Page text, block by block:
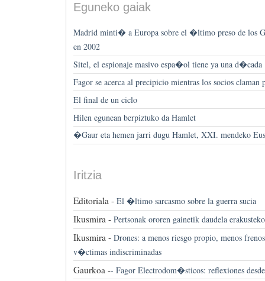
Eguneko gaiak
Madrid minti� a Europa sobre el �ltimo preso de los
en 2002
Sitel, el espionaje masivo espa�ol tiene ya una d�cada
Fagor se acerca al precipicio mientras los socios claman
El final de un ciclo
Hilen egunean berpiztuko da Hamlet
�Gaur eta hemen jarri dugu Hamlet, XXI. mendeko
Iritzia
Editoriala - El �ltimo sarcasmo sobre la guerra sucia
Ikusmira - Pertsonak ororen gainetik daudela
Ikusmira - Drones: a menos riesgo propio, menos
v�ctimas indiscriminadas
Gaurkoa -- Fagor Electrodom�sticos: reflexiones